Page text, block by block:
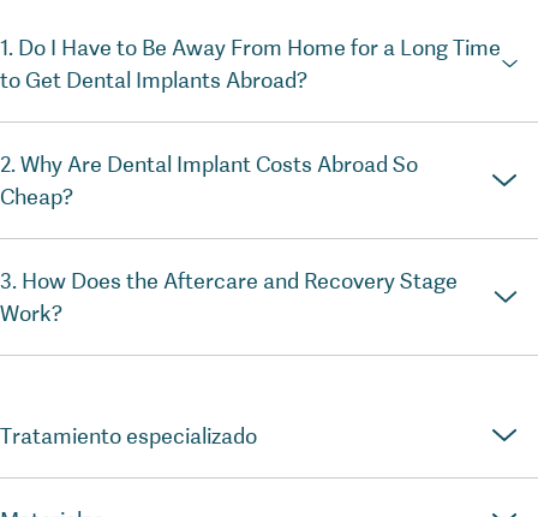
1. Do I Have to Be Away From Home for a Long Time
to Get Dental Implants Abroad?
2. Why Are Dental Implant Costs Abroad So
Cheap?
3. How Does the Aftercare and Recovery Stage
Work?
Tratamiento especializado